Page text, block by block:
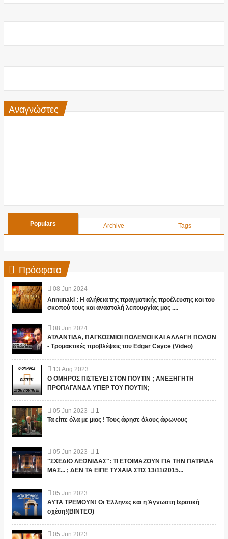
Αναγνώστες
Populars Archive Tags
Πρόσφατα
08 Jun 2024
Annunaki : Η αλήθεια της πραγματικής προέλευσης και του
σκοπού τους και αναστολή λειτουργίας μας ....
08 Jun 2024
ΑΤΛΑΝΤΙΔΑ, ΠΑΓΚΟΣΜΙΟΙ ΠΟΛΕΜΟΙ ΚΑΙ ΑΛΛΑΓΗ ΠΟΛΩΝ
- Τρομακτικές προβλέψεις του Edgar Cayce (Video)
13 Aug 2023
Ο ΟΜΗΡΟΣ ΠΙΣΤΕΥΕΙ ΣΤΟΝ ΠΟΥΤΙΝ ; ΑΝΕΞΗΓΗΤΗ
ΠΡΟΠΑΓΑΝΔΑ ΥΠΕΡ ΤΟΥ ΠΟΥΤΙΝ;
05 Jun 2023
1
Τα είπε όλα με μιας ! Τους άφησε όλους άφωνους
05 Jun 2023
1
"ΣΧΕΔΙΟ ΛΕΩΝΙΔΑΣ": ΤΙ ΕΤΟΙΜΑΖΟΥΝ ΓΙΑ ΤΗΝ ΠΑΤΡΙΔΑ
ΜΑΣ... ; ΔΕΝ ΤΑ ΕΙΠΕ ΤΥΧΑΙΑ ΣΤΙΣ 13/11/2015...
05 Jun 2023
ΑΥΤΑ ΤΡΕΜΟΥΝ! Οι Έλληνες και η Άγνωστη Ιερατική
σχέση!(ΒΙΝΤΕΟ)
05 Jun 2023